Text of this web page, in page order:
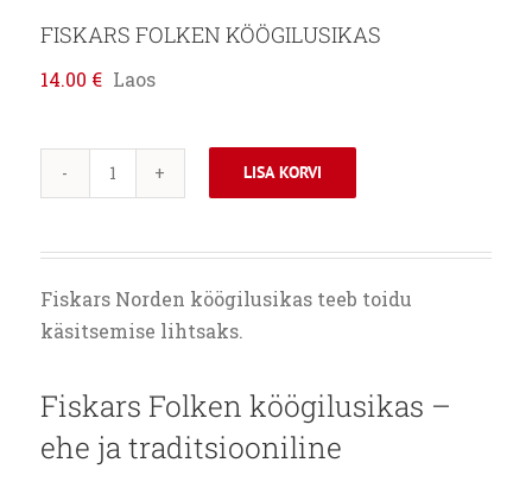
FISKARS FOLKEN KÖÖGILUSIKAS
14.00 € Laos
FISKARS
KÖÖGILUSIKAS
LISA KORVI
Fiskars Norden köögilusikas teeb toidu
käsitsemise lihtsaks.
Fiskars Folken köögilusikas –
ehe ja traditsiooniline